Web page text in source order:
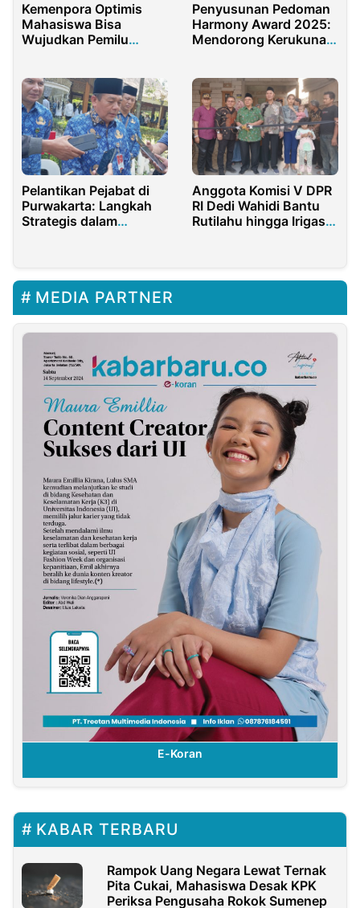
Kemenpora Optimis
Mahasiswa Bisa
Wujudkan Pemilu
Penyusunan Pedoman
Harmony Award 2025:
Mendorong Kerukunan
Pelantikan Pejabat di
Purwakarta: Langkah
Strategis dalam
Anggota Komisi V DPR
RI Dedi Wahidi Bantu
Rutilahu hingga Irigasi
MEDIA PARTNER
E-Koran
KABAR TERBARU
Rampok Uang Negara Lewat Ternak
Pita Cukai, Mahasiswa Desak KPK
Periksa Pengusaha Rokok Sumenep